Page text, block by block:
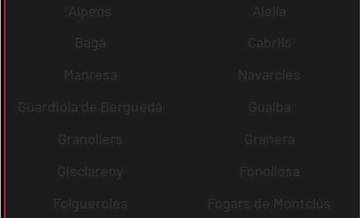
Alpens
Alella
Bagà
Cabrils
Manresa
Navarcles
Guardiola de Berguedà
Gualba
Granollers
Granera
Gisclareny
Fonollosa
Folgueroles
Fogars de Montclús